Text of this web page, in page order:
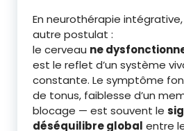
En neurothérapie
autre postulat :
le cerveau ne
est le reflet d’un système
constante. Le symptôme
de tonus, faiblesse d’un
blocage — est souvent le
déséquilibre global entre